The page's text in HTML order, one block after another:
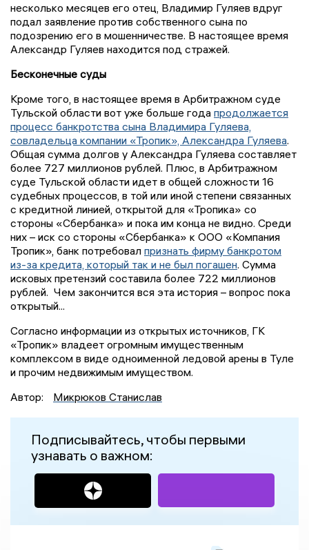
несколько месяцев его отец, Владимир Гуляев вдруг
подал заявление против собственного сына по
подозрению его в мошенничестве. В настоящее время
Александр Гуляев находится под стражей.
Бесконечные суды
Кроме того, в настоящее время в Арбитражном суде
Тульской области вот уже больше года продолжается
процесс банкротства сына Владимира Гуляева,
совладельца компании «Тропик», Александра Гуляева.
Общая сумма долгов у Александра Гуляева составляет
более 727 миллионов рублей. Плюс, в Арбитражном
суде Тульской области идет в общей сложности 16
судебных процессов, в той или иной степени связанных
с кредитной линией, открытой для «Тропика» со
стороны «Сбербанка» и пока им конца не видно. Среди
них – иск со стороны «Сбербанка» к ООО «Компания
Тропик», банк потребовал признать фирму банкротом
из-за кредита, который так и не был погашен. Сумма
исковых претензий составила более 722 миллионов
рублей. Чем закончится вся эта история – вопрос пока
открытый...
Согласно информации из открытых источников, ГК
«Тропик» владеет огромным имущественным
комплексом в виде одноименной ледовой арены в Туле
и прочим недвижимым имуществом.
Автор:
Микрюков Станислав
Подписывайтесь, чтобы первыми
узнавать о важном: